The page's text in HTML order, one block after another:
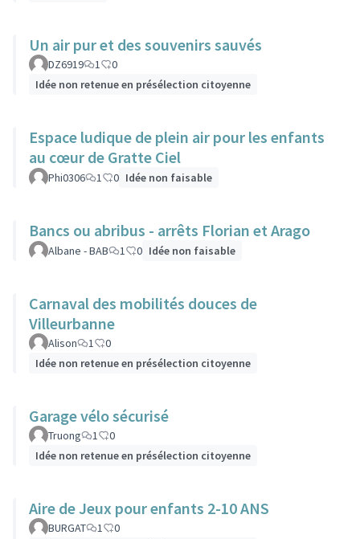
Un air pur et des souvenirs sauvés
DZ6919 1
0
Idée non retenue en présélection citoyenne
Espace ludique de plein air pour les enfants
au cœur de Gratte Ciel
Phi0306 1 0 Idée non faisable
Bancs ou abribus - arrêts Florian et Arago
Albane - BAB 1 0 Idée non faisable
Carnaval des mobilités douces de
Villeurbanne
Alison 1
0
Idée non retenue en présélection citoyenne
Garage vélo sécurisé
Truong 1
0
Idée non retenue en présélection citoyenne
Aire de Jeux pour enfants 2-10 ANS
BURGAT 1
0